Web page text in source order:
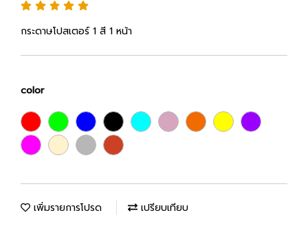
กระดาษโปสเตอร์ 1 สี 1 หน้า
color
เพิ่มรายการโปรด เปรียบเทียบ